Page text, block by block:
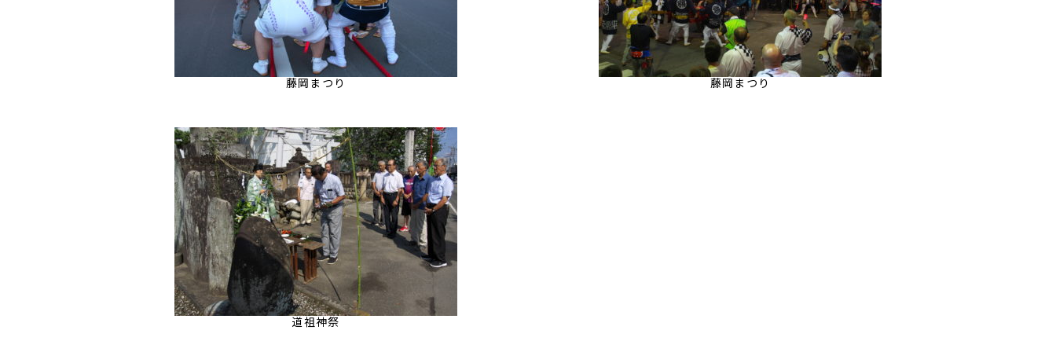
藤岡まつり 藤岡まつり
道祖神祭